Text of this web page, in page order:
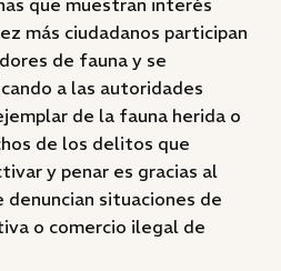
que muestran interés
más ciudadanos participan
de fauna y se
a las autoridades
de la fauna herida o
de los delitos que
y penar es gracias al
denuncian situaciones de
o comercio ilegal de